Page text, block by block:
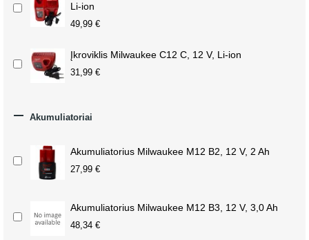
Li-ion
49,99 €
Įkroviklis Milwaukee C12 C, 12 V, Li-ion
31,99 €
 Akumuliatoriai
Akumuliatorius Milwaukee M12 B2, 12 V, 2 Ah
27,99 €
Akumuliatorius Milwaukee M12 B3, 12 V, 3,0 Ah
48,34 €